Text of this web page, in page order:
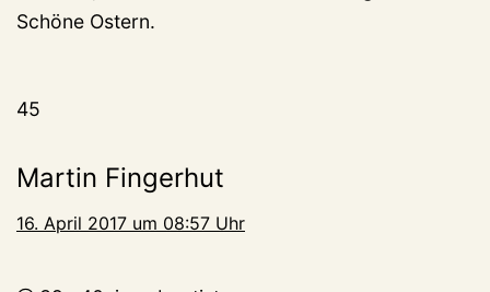
Schöne Ostern.
45
Martin Fingerhut
16. April 2017 um 08:57 Uhr